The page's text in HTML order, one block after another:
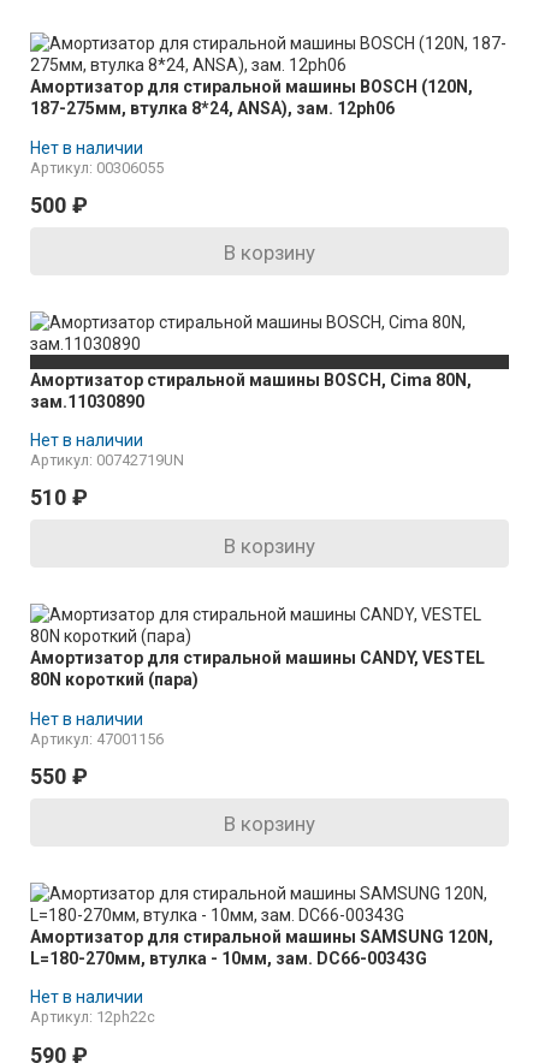
Амортизатор для стиральной машины BOSCH (120N,
187-275мм, втулка 8*24, ANSA), зам. 12ph06
Нет в наличии
Артикул: 00306055
500 ₽
В корзину
Амортизатор стиральной машины BOSCH, Cima 80N,
зам.11030890
Нет в наличии
Артикул: 00742719UN
510 ₽
В корзину
Амортизатор для стиральной машины CANDY, VESTEL
80N короткий (пара)
Нет в наличии
Артикул: 47001156
550 ₽
В корзину
Амортизатор для стиральной машины SAMSUNG 120N,
L=180-270мм, втулка - 10мм, зам. DC66-00343G
Нет в наличии
Артикул: 12ph22c
590 ₽